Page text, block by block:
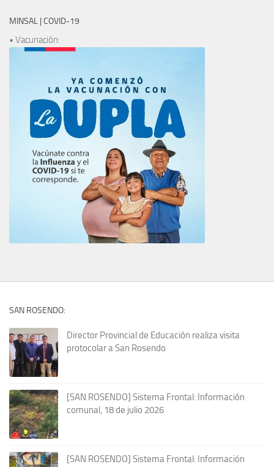
MINSAL | COVID-19
• Vacunación:
SAN ROSENDO:
Director Provincial de Educación realiza visita
protocolar a San Rosendo
[SAN ROSENDO] Sistema Frontal: Información
comunal, 18 de julio 2026
[SAN ROSENDO] Sistema Frontal: Información